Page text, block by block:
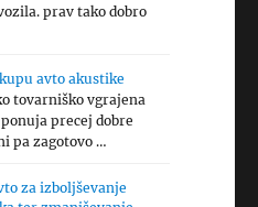
prav tako dobro
avto akustike
tovarniško vgrajena
precej dobre
pa zagotovo …
za izboljševanje